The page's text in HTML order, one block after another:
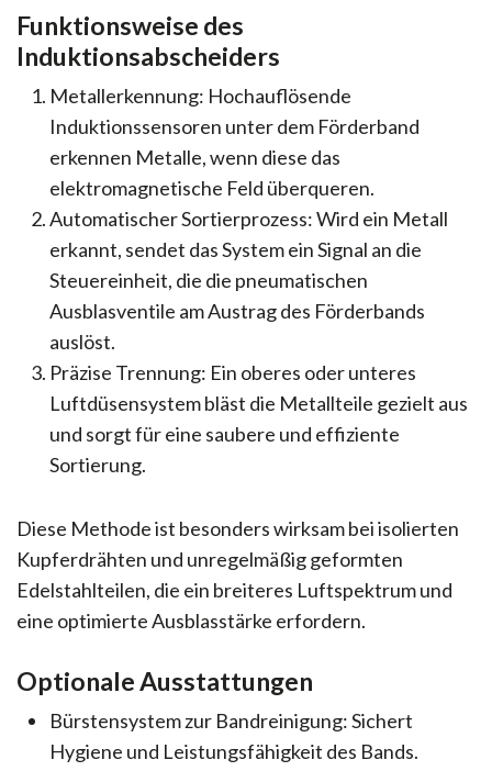
Funktionsweise des
Induktionsabscheiders
Metallerkennung: Hochauflösende
Induktionssensoren unter dem Förderband
erkennen Metalle, wenn diese das
elektromagnetische Feld überqueren.
Automatischer Sortierprozess: Wird ein Metall
erkannt, sendet das System ein Signal an die
Steuereinheit, die die pneumatischen
Ausblasventile am Austrag des Förderbands
auslöst.
Präzise Trennung: Ein oberes oder unteres
Luftdüsensystem bläst die Metallteile gezielt aus
und sorgt für eine saubere und effiziente
Sortierung.
Diese Methode ist besonders wirksam bei isolierten
Kupferdrähten und unregelmäßig geformten
Edelstahlteilen, die ein breiteres Luftspektrum und
eine optimierte Ausblasstärke erfordern.
Optionale Ausstattungen
Bürstensystem zur Bandreinigung: Sichert
Hygiene und Leistungsfähigkeit des Bands.